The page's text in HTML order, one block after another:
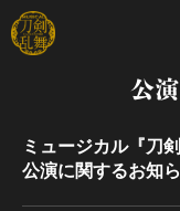
公
ミュージカル『刀
公演に関するお知